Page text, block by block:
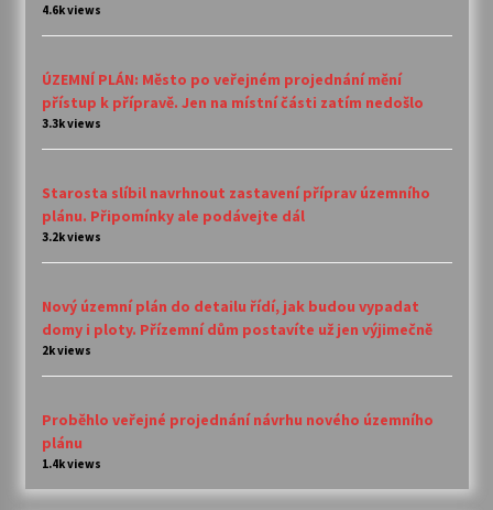
4.6k views
ÚZEMNÍ PLÁN: Město po veřejném projednání mění
přístup k přípravě. Jen na místní části zatím nedošlo
3.3k views
Starosta slíbil navrhnout zastavení příprav územního
plánu. Připomínky ale podávejte dál
3.2k views
Nový územní plán do detailu řídí, jak budou vypadat
domy i ploty. Přízemní dům postavíte už jen výjimečně
2k views
Proběhlo veřejné projednání návrhu nového územního
plánu
1.4k views